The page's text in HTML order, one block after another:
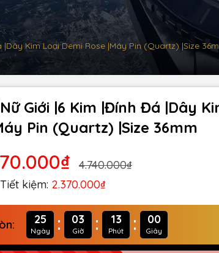
Kim Loại Demi Rose |Máy Pin (Quartz) |Size
Giới |6 Kim |Đính Đá |Dây
Pin (Quartz) |Size 36mm
4.740.000₫
Tiết kiệm: 2.370.000₫
25
Ngày : 03
Giờ : 12
Phút : 57
Giây